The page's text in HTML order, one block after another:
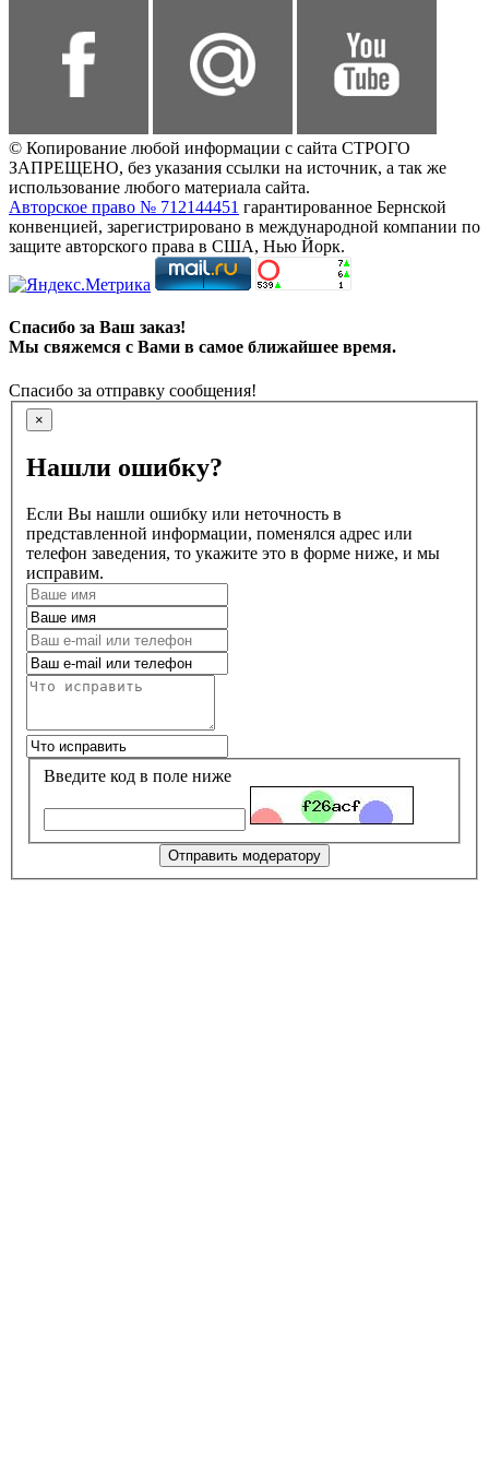
© Копирование любой информации с сайта СТРОГО
ЗАПРЕЩЕНО, без указания ссылки на источник, а так же
использование любого материала сайта.
Авторское право № 712144451 гарантированное Бернской
конвенцией, зарегистрировано в международной компании по
защите авторского права в США, Нью Йорк.
Спасибо за Ваш заказ!
Мы свяжемся с Вами в самое ближайшее время.
Спасибо за отправку сообщения!
×
Нашли ошибку?
Если Вы нашли ошибку или неточность в
представленной информации, поменялся адрес или
телефон заведения, то укажите это в форме ниже, и мы
исправим.
Введите код в поле ниже
Отправить модератору